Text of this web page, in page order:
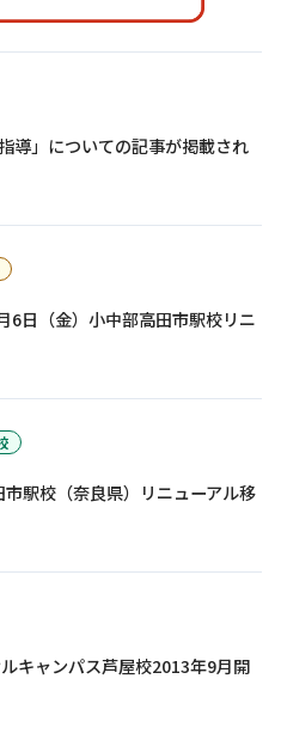
ント
」についての記事が掲載され
6日（金）小中部高田市駅校リニ
駅校（奈良県）リニューアル移
キャンパス芦屋校2013年9月開